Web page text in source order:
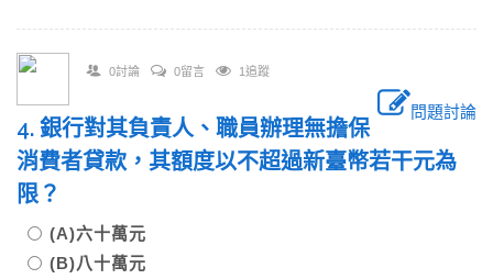
0討論 0留言 1追蹤
問題討論
4. 銀行對其負責人、職員辦理無擔保
消費者貸款，其額度以不超過新臺幣若干元為
限？
(A)六十萬元
(B)八十萬元